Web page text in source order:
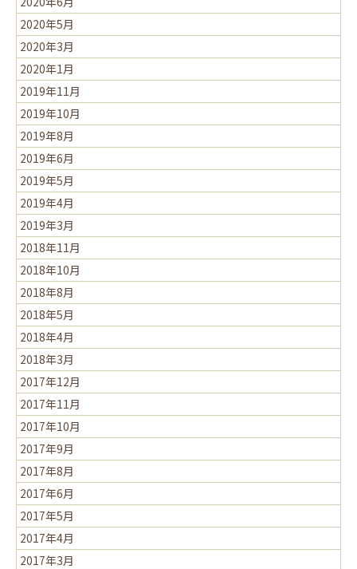
2020年5月
2020年3月
2020年1月
2019年11月
2019年10月
2019年8月
2019年6月
2019年5月
2019年4月
2019年3月
2018年11月
2018年10月
2018年8月
2018年5月
2018年4月
2018年3月
2017年12月
2017年11月
2017年10月
2017年9月
2017年8月
2017年6月
2017年5月
2017年4月
2017年3月